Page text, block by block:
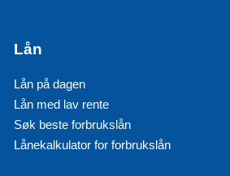
Lån
Lån på dagen
Lån med lav rente
Søk beste forbrukslån
Lånekalkulator for forbrukslån